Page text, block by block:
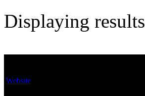
Displaying results
Website